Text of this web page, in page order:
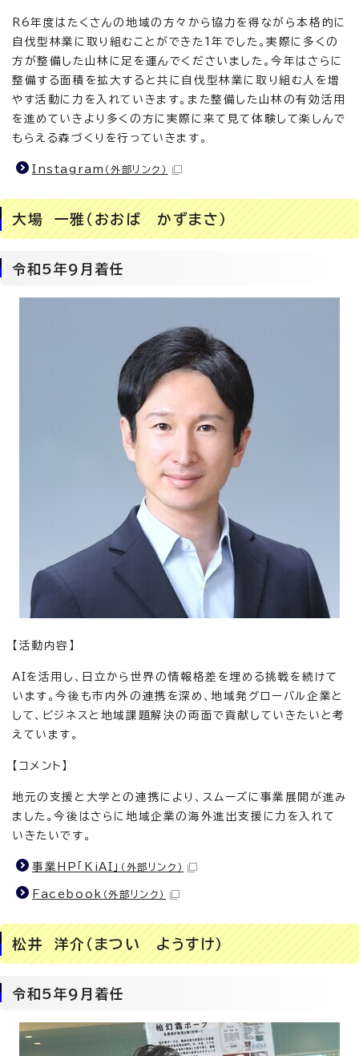
R6年度はたくさんの地域の方々から協力を得ながら本格的に
自伐型林業に取り組むことができた1年でした。実際に多くの
方が整備した山林に足を運んでくださいました。今年はさらに
整備する面積を拡大すると共に自伐型林業に取り組む人を増
やす活動に力を入れていきます。また整備した山林の有効活用
を進めていきより多くの方に実際に来て見て体験して楽しんで
もらえる森づくりを行っていきます。
Instagram （外部リンク）
大場 一雅（おおば かずまさ）
令和5年9月着任
【活動内容】
AIを活用し、日立から世界の情報格差を埋める挑戦を続けて
います。今後も市内外の連携を深め、地域発グローバル企業と
して、ビジネスと地域課題解決の両面で貢献していきたいと考
えています。
【コメント】
地元の支援と大学との連携により、スムーズに事業展開が進み
ました。今後はさらに地域企業の海外進出支援に力を入れて
いきたいです。
事業HP「KiAI」 （外部リンク）
Facebook （外部リンク）
松井 洋介（まつい ようすけ）
令和5年9月着任